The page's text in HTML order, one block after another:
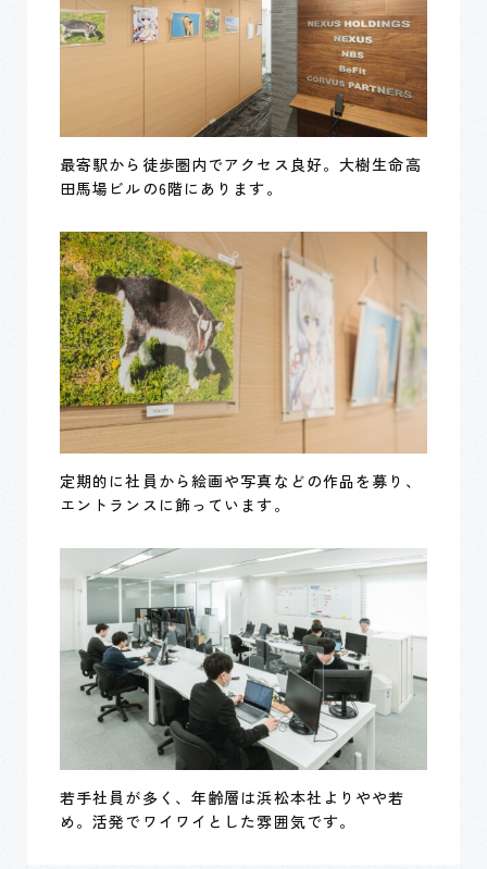
最寄駅から徒歩圏内でアクセス良好。大樹生命高
田馬場ビルの6階にあります。
定期的に社員から絵画や写真などの作品を募り、
エントランスに飾っています。
若手社員が多く、年齢層は浜松本社よりやや若
め。活発でワイワイとした雰囲気です。